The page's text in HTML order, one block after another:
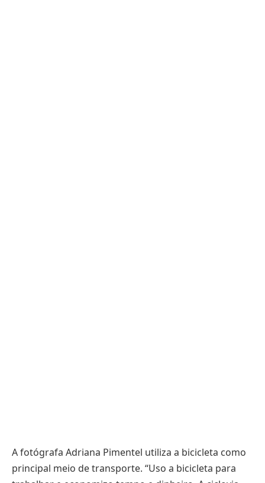
A fotógrafa Adriana Pimentel utiliza a bicicleta como
principal meio de transporte. “Uso a bicicleta para